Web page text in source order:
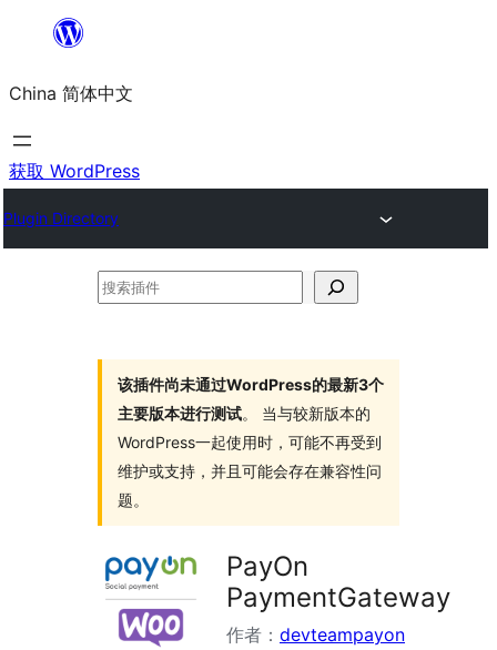
内
容
China 简体中文
获取 WordPress
Plugin Directory
搜
该插件尚未通过WordPress的最新3个
主要版本进行测试。 当与较新版本的
WordPress一起使用时，可能不再受到
维护或支持，并且可能会存在兼容性问
题。
PayOn
PaymentGateway
作者： devteampayon